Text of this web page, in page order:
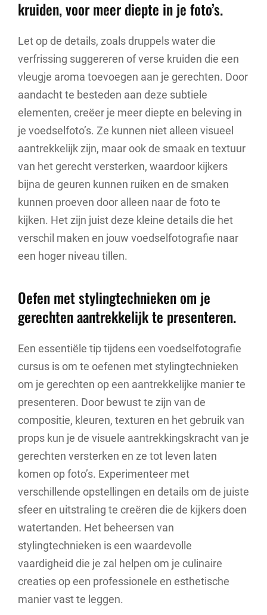
kruiden, voor meer diepte in je foto’s.
Let op de details, zoals druppels water die
verfrissing suggereren of verse kruiden die een
vleugje aroma toevoegen aan je gerechten. Door
aandacht te besteden aan deze subtiele
elementen, creëer je meer diepte en beleving in
je voedselfoto’s. Ze kunnen niet alleen visueel
aantrekkelijk zijn, maar ook de smaak en textuur
van het gerecht versterken, waardoor kijkers
bijna de geuren kunnen ruiken en de smaken
kunnen proeven door alleen naar de foto te
kijken. Het zijn juist deze kleine details die het
verschil maken en jouw voedselfotografie naar
een hoger niveau tillen.
Oefen met stylingtechnieken om je
gerechten aantrekkelijk te presenteren.
Een essentiële tip tijdens een voedselfotografie
cursus is om te oefenen met stylingtechnieken
om je gerechten op een aantrekkelijke manier te
presenteren. Door bewust te zijn van de
compositie, kleuren, texturen en het gebruik van
props kun je de visuele aantrekkingskracht van je
gerechten versterken en ze tot leven laten
komen op foto’s. Experimenteer met
verschillende opstellingen en details om de juiste
sfeer en uitstraling te creëren die de kijkers doen
watertanden. Het beheersen van
stylingtechnieken is een waardevolle
vaardigheid die je zal helpen om je culinaire
creaties op een professionele en esthetische
manier vast te leggen.